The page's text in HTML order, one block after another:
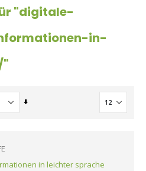
"digitale-
in-
"
Aufsteigend
in leichter sprache